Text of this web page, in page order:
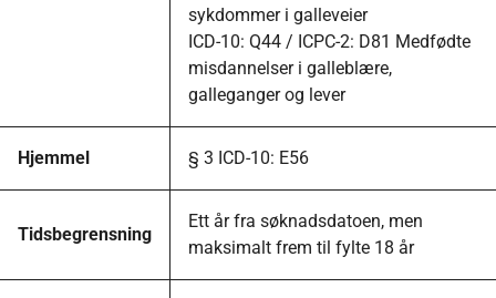
sykdommer i galleveier
ICD-10: Q44 / ICPC-2: D81 Medfødte
misdannelser i galleblære,
galleganger og lever
Hjemmel § 3 ICD-10: E56
Tidsbegrensning
Ett år fra søknadsdatoen, men
maksimalt frem til fylte 18 år